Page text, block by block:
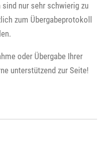
nur sehr schwierig zu
zum Übergabeprotokoll
oder Übergabe Ihrer
unterstützend zur Seite!